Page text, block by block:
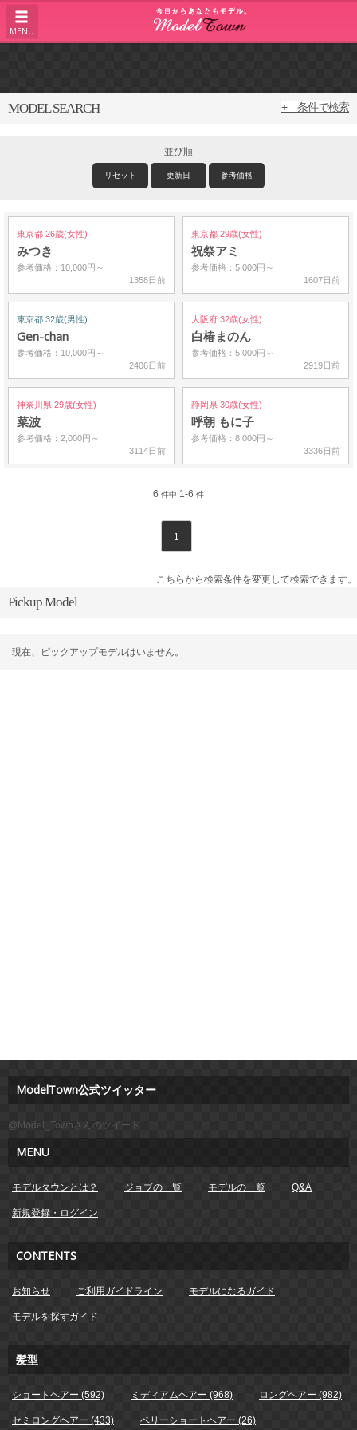
MENU
MODEL SEARCH + 条件で検索
並び順
リセット 更新日 参考価格
東京都 26歳(女性)
みつき
参考価格：10,000円～
1358日前
東京都 29歳(女性)
祝祭アミ
参考価格：5,000円～
1607日前
東京都 32歳(男性)
Gen-chan
参考価格：10,000円～
2406日前
大阪府 32歳(女性)
白椿まのん
参考価格：5,000円～
2919日前
神奈川県 29歳(女性)
菜波
参考価格：2,000円～
3114日前
静岡県 30歳(女性)
呼朝 もに子
参考価格：8,000円～
3336日前
6 件中 1-6 件
1
こちらから検索条件を変更して検索できます。
Pickup Model
現在、ピックアップモデルはいません。
ModelTown公式ツイッター
@Model_Townさんのツイート
MENU
モデルタウンとは？ ジョブの一覧 モデルの一覧 Q&A
新規登録・ログイン
CONTENTS
お知らせ ご利用ガイドライン モデルになるガイド
モデルを探すガイド
髪型
ショートヘアー (592) ミディアムヘアー (968) ロングヘアー (982)
セミロングヘアー (433) ベリーショートヘアー (26)